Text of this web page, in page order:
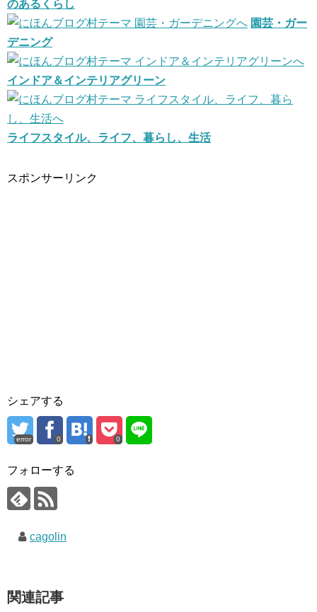
のあるくらし
園芸・ガー
デニング
インドア＆インテリアグリーン
ライフスタイル、ライフ、暮らし、生活
スポンサーリンク
シェアする
error 0 0
フォローする
cagolin
関連記事